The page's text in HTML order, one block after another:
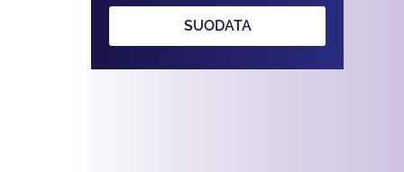
SUODATA